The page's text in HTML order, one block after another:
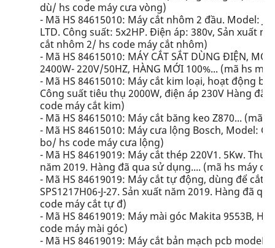
dù/ hs code máy cưa vòng)
- Mã HS 84615010: Máy cắt nhôm 2 đầu. Model:
LTD. Công suất: 5x2HP. Điện áp: 380v, Sản xuất
cắt nhôm 2/ hs code máy cắt nhôm)
- Mã HS 84615010: MÁY CẮT SẮT DÙNG ĐIỆN,
2400W- 220V/50HZ, HÀNG MỚI 100%... (mã hs
- Mã HS 84615010: Máy cắt kim loại, hoạt động
Công suất tiêu thụ 2000W, điện áp 230V Hàng đã
code máy cắt kim)
- Mã HS 84615010: Máy cắt băng keo Z870... (mã
- Mã HS 84615010: Máy cưa lộng Bosch, Model:
bo/ hs code máy cưa lộng)
- Mã HS 84619019: Máy cắt thép 220V1. 5Kw.
năm 2019. Hàng đã qua sử dụng.... (mã hs máy
- Mã HS 84619019: Máy cắt tự động, dùng để cắt
SPS1217H06-J-27. Sản xuất năm 2019. Hàng đã
code máy cắt tự đ)
- Mã HS 84619019: Máy mài góc Makita 9553B,
code máy mài góc)
- Mã HS 84619019: Máy cắt bản mạch pcb modeL: